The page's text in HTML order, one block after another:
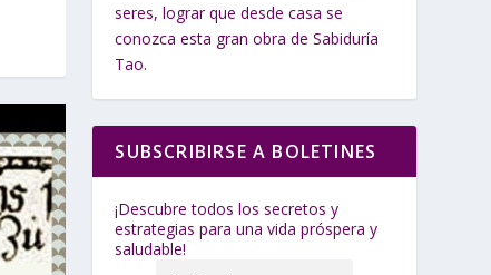
seres, lograr que desde casa se
conozca esta gran obra de Sabiduría
Tao.
SUBSCRIBIRSE A BOLETINES
¡Descubre todos los secretos y
estrategias para una vida próspera y
saludable!